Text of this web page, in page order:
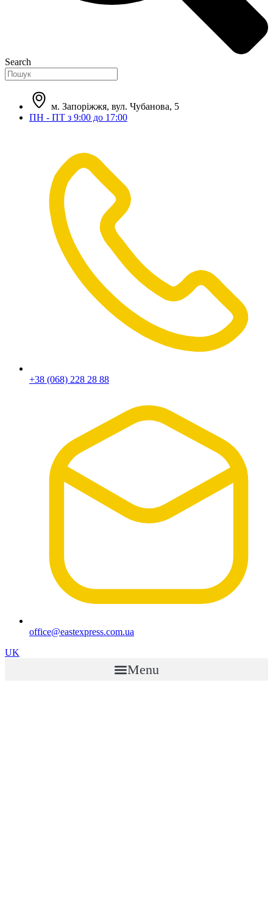
Search
м. Запоріжжя, вул. Чубанова, 5
ПН - ПТ з 9:00 до 17:00
+38 (068) 228 28 88
office@eastexpress.com.ua
UK
Menu